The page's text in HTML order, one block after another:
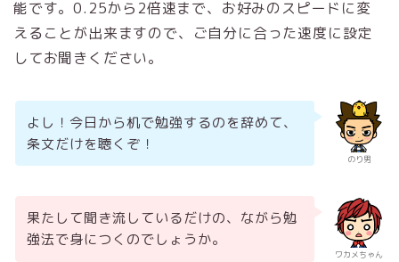
能です。0.25から2倍速まで、お好みのスピードに変
えることが出来ますので、ご自分に合った速度に設定
してお聞きください。
のり男
よし！今日から机で勉強するのを辞めて、
条文だけを聴くぞ！
ワカメちゃん
果たして聞き流しているだけの、ながら勉
強法で身につくのでしょうか。